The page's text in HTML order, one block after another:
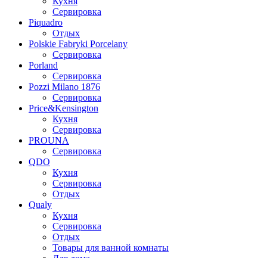
Сервировка
Piquadro
Отдых
Polskie Fabryki Porcelany
Сервировка
Porland
Сервировка
Pozzi Milano 1876
Сервировка
Price&Kensington
Кухня
Сервировка
PROUNA
Сервировка
QDO
Кухня
Сервировка
Отдых
Qualy
Кухня
Сервировка
Отдых
Товары для ванной комнаты